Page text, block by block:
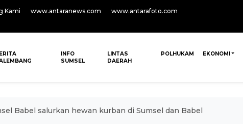
Kami www.antaranews.com
www.antarafoto.com
INFO
SUMSEL
LINTAS
DAERAH
POLHUKAM EKONOMI
Babel salurkan hewan kurban di Sumsel dan Babel